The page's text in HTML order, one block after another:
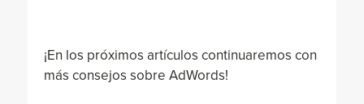
¡En los próximos artículos continuaremos con
más consejos sobre AdWords!